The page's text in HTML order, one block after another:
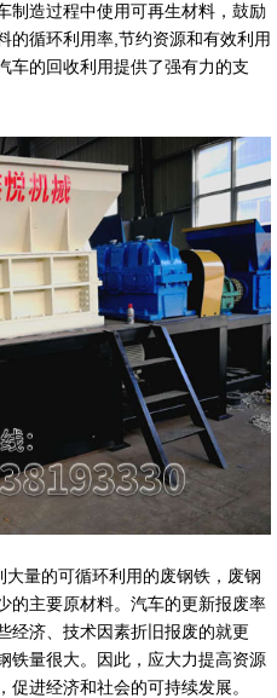
制造过程中使用可再生材料，鼓励
的循环利用率,节约资源和有效利用
车的回收利用提供了强有力的支
量的可循环利用的废钢铁，废钢
的主要原材料。汽车的更新报废率
经济、技术因素折旧报废的就更
铁量很大。因此，应大力提高资源
进经济和社会的可持续发展。